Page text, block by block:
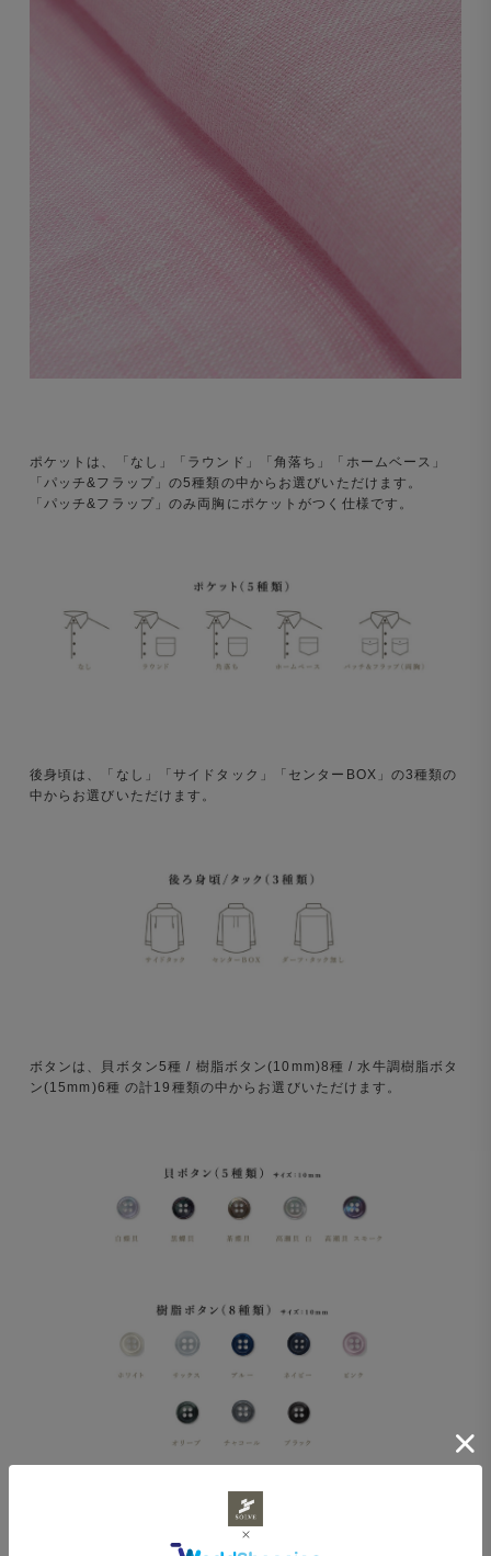
ポケットは、「なし」「ラウンド」「角落ち」「ホームベース」
「パッチ&フラップ」の5種類の中からお選びいただけます。
「パッチ&フラップ」のみ両胸にポケットがつく仕様です。
後身頃は、「なし」「サイドタック」「センターBOX」の3種類の
中からお選びいただけます。
ボタンは、貝ボタン5種 / 樹脂ボタン(10mm)8種 / 水牛調樹脂ボタ
ン(15mm)6種 の計19種類の中からお選びいただけます。